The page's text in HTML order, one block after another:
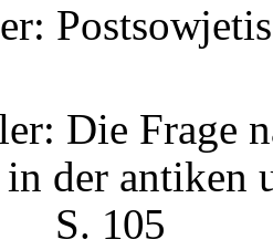
Die Frage
der antiken
S. 105